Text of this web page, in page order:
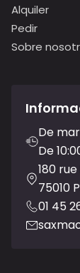
Alquiler
Pedir
Sobre
De
De
180
75010
01 45